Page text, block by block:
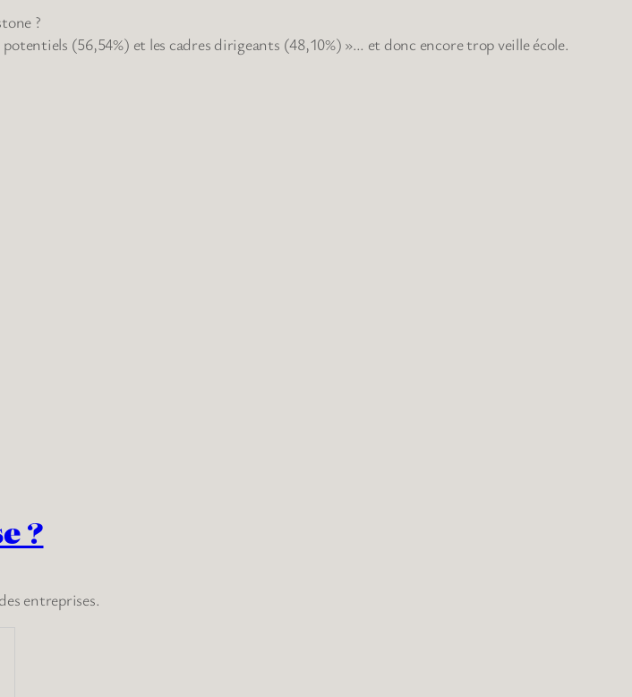
?
(56,54%) et les cadres dirigeants (48,10%) »… et donc encore trop veille école.
?
entreprises.